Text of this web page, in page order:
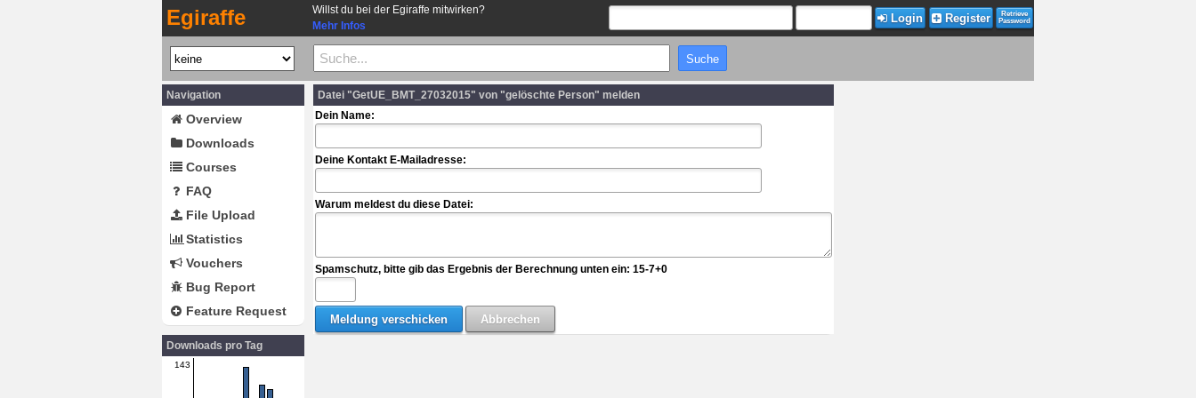
Egiraffe
Willst du bei der Egiraffe mitwirken?
Mehr Infos
Login Register
Retrieve
Password
Navigation
Overview
Downloads
Courses
FAQ
File Upload
Statistics
Vouchers
Bug Report
Feature Request
Downloads pro Tag
143
Datei "GetUE_BMT_27032015" von "gelöschte Person" melden
Dein Name:
Deine Kontakt E-Mailadresse:
Warum meldest du diese Datei:
Spamschutz, bitte gib das Ergebnis der Berechnung unten ein: 15-7+0